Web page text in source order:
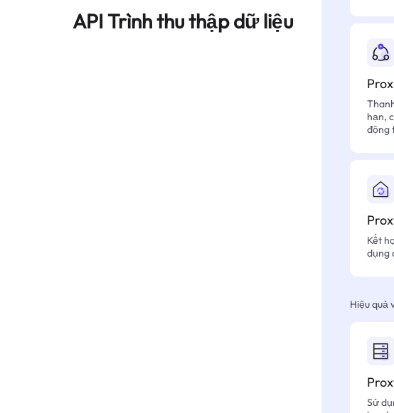
API Trình thu thập dữ liệu
hạn,
động
Kết
dụng
Hiệu quả
Sử